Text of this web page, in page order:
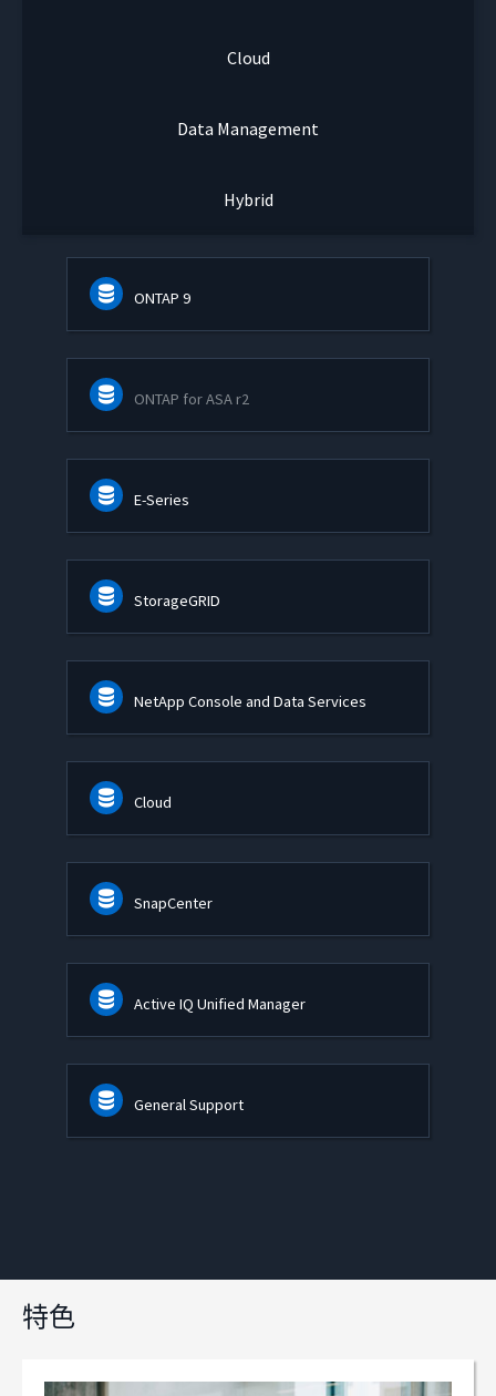
Cloud
Data Management
Hybrid
ONTAP 9
ONTAP for ASA r2
E-Series
StorageGRID
NetApp Console and Data Services
Cloud
SnapCenter
Active IQ Unified Manager
General Support
特色